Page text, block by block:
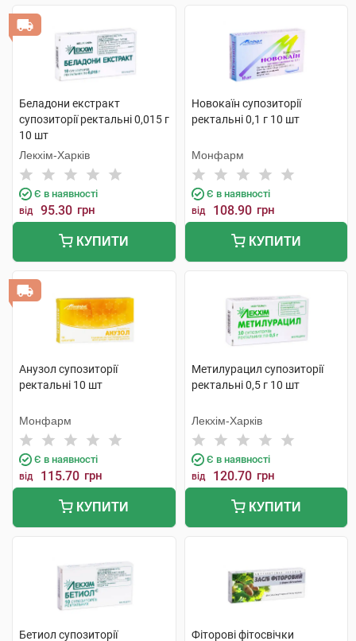
Беладони екстракт
супозиторії ректальні 0,015 г
10 шт
Лекхім-Харків
Є в наявності
від 95.30 грн
КУПИТИ
Новокаїн супозиторії
ректальні 0,1 г 10 шт
Монфарм
Є в наявності
від 108.90 грн
КУПИТИ
Анузол супозиторії
ректальні 10 шт
Монфарм
Є в наявності
від 115.70 грн
КУПИТИ
Метилурацил супозиторії
ректальні 0,5 г 10 шт
Лекхім-Харків
Є в наявності
від 120.70 грн
КУПИТИ
Бетиол супозиторії Фіторові фітосвічки